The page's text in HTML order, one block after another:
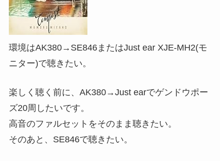
環境はAK380→SE846またはJust ear XJE-MH2(モ
ニター)で聴きたい。
楽しく聴く前に、AK380→Just earでゲンドウポー
ズ20周したいです。
高音のファルセットをそのまま聴きたい。
そのあと、SE846で聴きたい。